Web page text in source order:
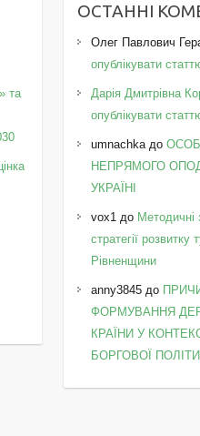
та
ОСТАННІ
Олег Павлович
опублікувати
Дарія Дмитрівна
опублікувати
umnachkaдо
НЕПРЯМОГО
УКРАЇНІ
vox1 до Методичні
стратегії
Рівненщини
anny3845 до
ФОРМУВАННЯ
КРАЇНИ У
БОРГОВОЇ